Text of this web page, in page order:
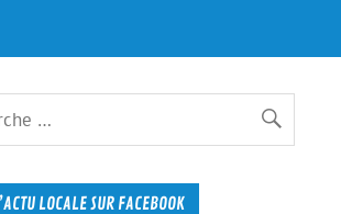
LOCALE SUR FACEBOOK